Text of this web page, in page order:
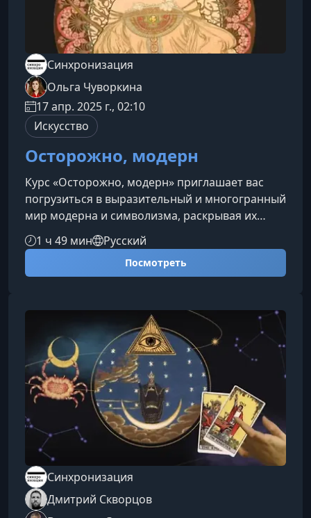
Синхронизация
Ольга Чуворкина
17 апр. 2025 г., 02:10
Искусство
Осторожно, модерн
Курс «Осторожно, модерн» приглашает вас
погрузиться в выразительный и многогранный
мир модерна и символизма, раскрывая их
эстетику, философию и влияние на искусство
рубежа веков. Вы узнаете, как эти направления
изменили визуальную культуру и почему
курсеПрограмма курса раскрывает ключевые
особенности модерна и символизма, позволяя
не только познакомиться с их теорией, но и
1 ч 49 мин Русский
Посмотреть
Синхронизация
Дмитрий Скворцов